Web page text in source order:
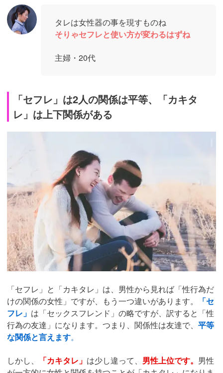
タレは女性器の事を現すものね
そりゃセフレと使い方が変わるはずね
主婦・20代
「セフレ」は2人の関係は平等、「カキタ
レ」は上下関係がある
「セフレ」と「カキタレ」は、男性から見れば「性行為だ
けの関係の女性」ですが、もう一つ違いがあります。
「セ
フレ」 は「セックスフレンド」の略ですが、訳すると「性
行為の友達」になります。つまり、関係性は友達で、 平等
な関係と言えます。
しかし、 「カキタレ」 は少し違って、 男性上位です。 男性